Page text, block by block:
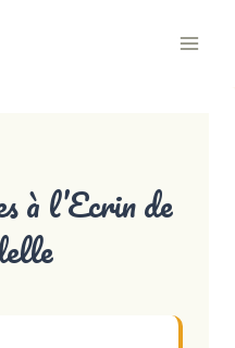
à l’Ecrin de